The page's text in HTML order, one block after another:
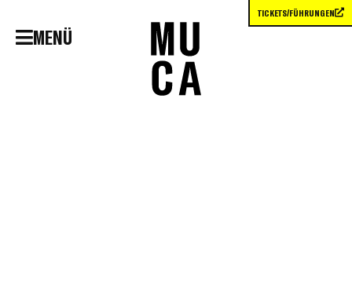
MENÜ
TICKETS/FÜHRUNGEN